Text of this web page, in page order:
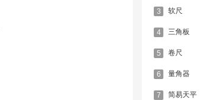
3 软尺
4 三角板
5 卷尺
6 量角器
7 简易天平